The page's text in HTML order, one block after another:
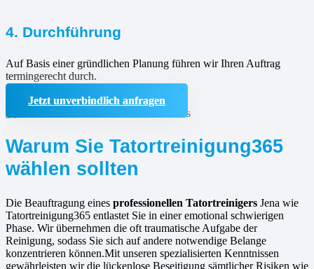
4. Durchführung
Auf Basis einer gründlichen Planung führen wir Ihren Auftrag
termingerecht durch.
Jetzt unverbindlich anfragen
Warum Sie Tatortreinigung365
wählen sollten
Die Beauftragung eines professionellen Tatortreinigers Jena wie
Tatortreinigung365 entlastet Sie in einer emotional schwierigen
Phase. Wir übernehmen die oft traumatische Aufgabe der
Reinigung, sodass Sie sich auf andere notwendige Belange
konzentrieren können.Mit unseren spezialisierten Kenntnissen
gewährleisten wir die lückenlose Beseitigung sämtlicher Risiken wie